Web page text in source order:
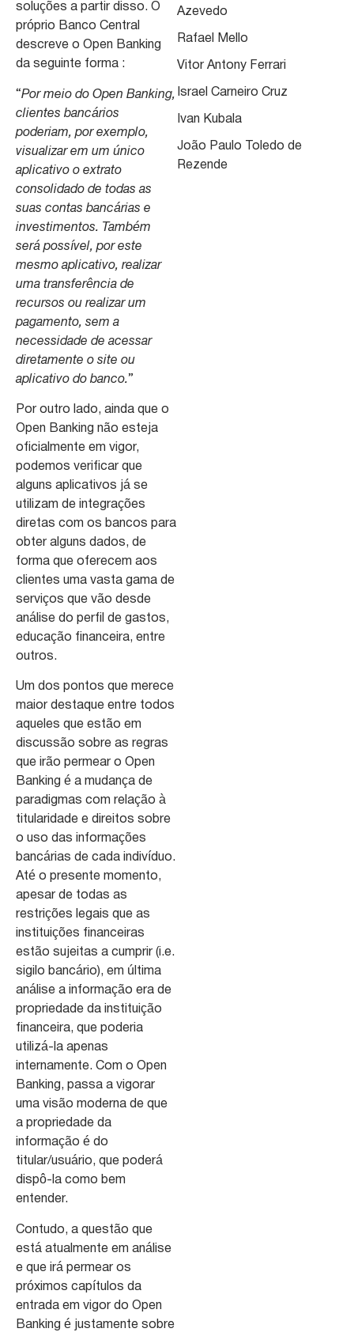
soluções a partir disso. O
próprio Banco Central
descreve o Open Banking
da seguinte forma :
“Por meio do Open Banking,
clientes bancários
poderiam, por exemplo,
visualizar em um único
aplicativo o extrato
consolidado de todas as
suas contas bancárias e
investimentos. Também
será possível, por este
mesmo aplicativo, realizar
uma transferência de
recursos ou realizar um
pagamento, sem a
necessidade de acessar
diretamente o site ou
aplicativo do banco.”
Por outro lado, ainda que o
Open Banking não esteja
oficialmente em vigor,
podemos verificar que
alguns aplicativos já se
utilizam de integrações
diretas com os bancos para
obter alguns dados, de
forma que oferecem aos
clientes uma vasta gama de
serviços que vão desde
análise do perfil de gastos,
educação financeira, entre
outros.
Um dos pontos que merece
maior destaque entre todos
aqueles que estão em
discussão sobre as regras
que irão permear o Open
Banking é a mudança de
paradigmas com relação à
titularidade e direitos sobre
o uso das informações
bancárias de cada indivíduo.
Até o presente momento,
apesar de todas as
restrições legais que as
instituições financeiras
estão sujeitas a cumprir (i.e.
sigilo bancário), em última
análise a informação era de
propriedade da instituição
financeira, que poderia
utilizá-la apenas
internamente. Com o Open
Banking, passa a vigorar
uma visão moderna de que
a propriedade da
informação é do
titular/usuário, que poderá
dispô-la como bem
entender.
Contudo, a questão que
está atualmente em análise
e que irá permear os
próximos capítulos da
entrada em vigor do Open
Banking é justamente sobre
Azevedo
Rafael Mello
Vitor Antony Ferrari
Israel Carneiro Cruz
Ivan Kubala
João Paulo Toledo de
Rezende